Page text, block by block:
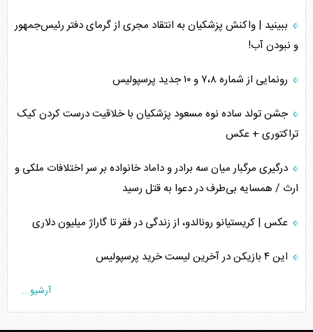
ببینید | واکنش پزشکیان به انتقاد مجری از گرمای دفتر رئیس‌جمهور
و نبودن آب!
رونمایی از شماره ۷،۸ و ۱۰ جدید پرسپولیس
جشن تولد ساده نوه مسعود پزشکیان با خلاقیت درست کردن کیک
تراکتوری + عکس
درگیری مرگبار میان سه برادر و داماد خانواده بر سر اختلافات ملکی و
ارث / همسایه بی‌طرف در دعوا به قتل رسید
عکس | کریستیانو رونالدو، از زندگی در فقر تا گاراژ میلیون دلاری
این ۴ بازیکن در آخرین لیست خرید پرسپولیس
آرشیو...